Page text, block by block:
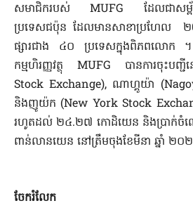
សមាជិករបស់ MUFG ដែលជាសម្ព័
ប្រទេសជប៉ុន ដែលមានសាខាប្រហែល ២
ផ្សារជាង ៤០ ប្រទេសក្នុងពិភពលោក ។
កម្មហិរញ្ញវត្ថុ MUFG បានការចុះប
Stock Exchange), ណាហ្គូយ៉ា
និងញូយ៉ក (New York Stock
រហូតដល់ ២៤.២៧ កោដិយេន និងប្រាក់
ពាន់លានយេន នៅត្រឹមចុងខែមីនា ឆ្នាំ ២០
ចែករំលែក